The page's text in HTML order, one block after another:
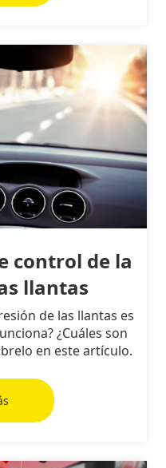
control de la
llantas
de las llantas es
¿Cuáles son
en este artículo.